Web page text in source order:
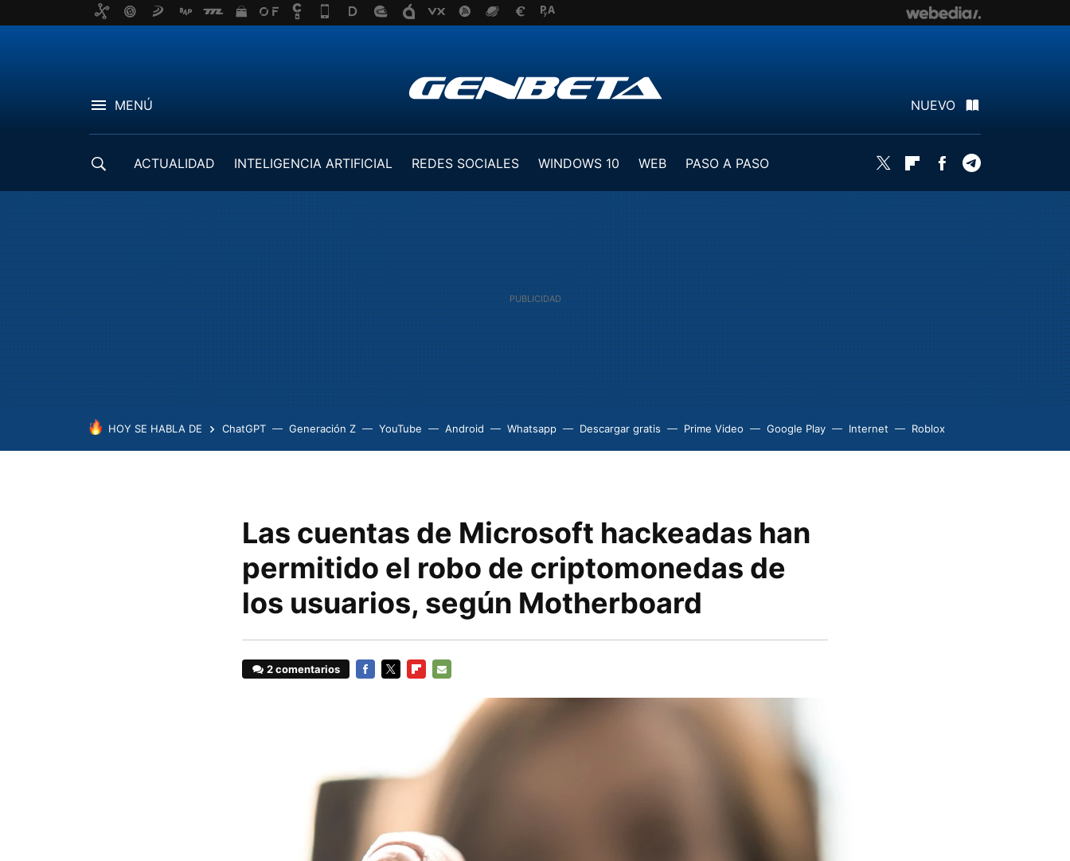
MENÚ NUEVO
ACTUALIDAD INTELIGENCIA ARTIFICIAL REDES SOCIALES WINDOWS 10 WEB
PASO A PASO
Twitter FlipboardFacebook
HOY SE HABLA DE ChatGPT Generación Z YouTube Android Whatsapp Descargar gratis Prime Video Google Play Internet Roblox
Las cuentas de Microsoft hackeadas han
permitido el robo de criptomonedas de
los usuarios, según Motherboard
2 comentarios